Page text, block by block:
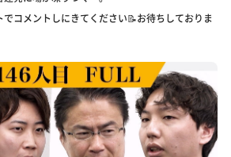
コメントしにきてください📝お待ちしておりま